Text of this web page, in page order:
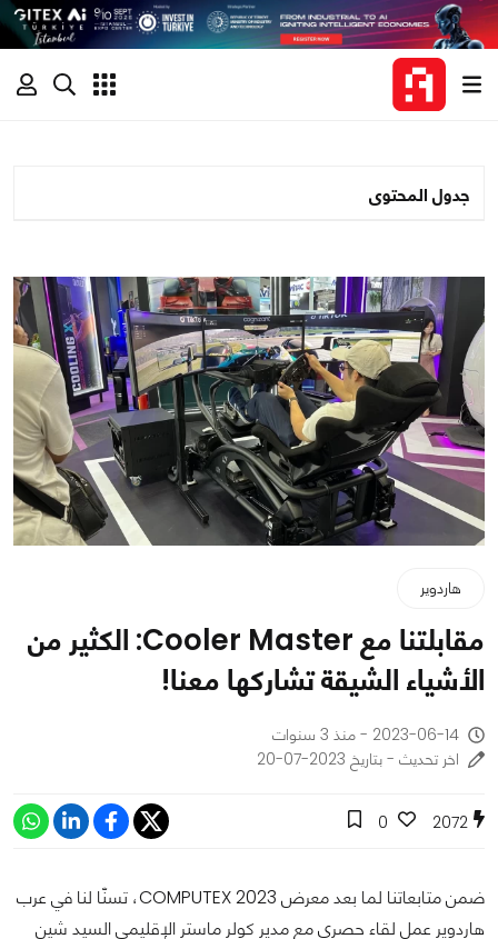
جدول المحتوى
هاردوير
مقابلتنا مع Cooler Master: الكثير من
الأشياء الشيقة تشاركها معنا!
2023-06-14 - منذ 3 سنوات
اخر تحديث - بتاريخ 2023-07-20
2072
0
ضمن متابعاتنا لما بعد معرض COMPUTEX 2023، تسنّا لنا في عرب
هاردوير عمل لقاء حصري مع مدير كولر ماستر الإقليمي السيد شين